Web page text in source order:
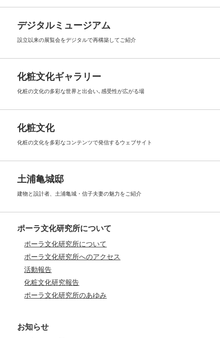
デジタルミュージアム
設立以来の展覧会をデジタルで再構築してご紹介
化粧文化ギャラリー
化粧の文化の多彩な世界と出会い､ 感受性が広がる場
化粧文化
化粧の文化を多彩なコンテンツで発信するウェブサイト
土浦亀城邸
建物と設計者、土浦亀城・信子夫妻の魅力をご紹介
ポーラ文化研究所について
ポーラ文化研究所について
ポーラ文化研究所へのアクセス
活動報告
化粧文化研究報告
ポーラ文化研究所のあゆみ
お知らせ